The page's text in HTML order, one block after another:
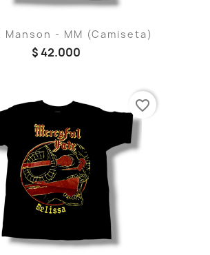
Manson - MM (Camiseta)
$ 42.000
favorite_border